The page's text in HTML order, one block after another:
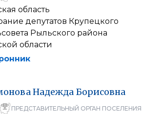
область
депутатов Крупецкого
Рыльского района
области
Надежда Борисовна
ПРЕДСТАВИТЕЛЬНЫЙ ОРГАН ПОСЕЛЕНИЯ